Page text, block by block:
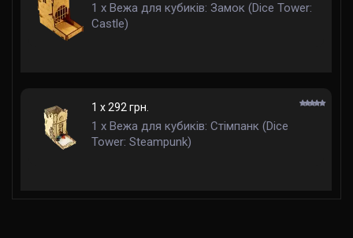
1 x Вежа для кубиків: Замок (Dice Tower:
Castle)
1 x 292 грн.
1 x Вежа для кубиків: Стімпанк (Dice
Tower: Steampunk)